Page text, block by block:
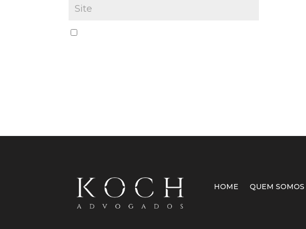
HOME QUEM SOMOS